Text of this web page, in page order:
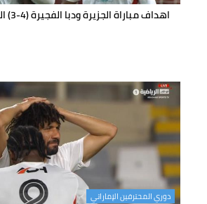
اهداف مباراة الجزيرة ودبا الفجيرة (4-3) الدوري الاماراتي
دوري المحترفين الإماراتي